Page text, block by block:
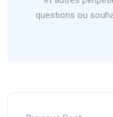
questions ou